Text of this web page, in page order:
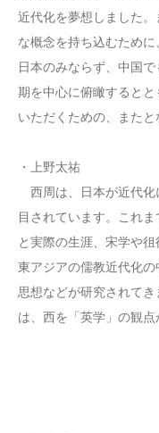
近代化を夢想しました
な概念を持ち込むため
日本のみならず、中国
期を中心に俯瞰すると
いただくための、またと
・上野太祐
西周は、日本が近代化
目されています。これ
と実際の生涯、宋学や
東アジアの儒教近代化
思想などが研究されて
は、西を「英学」の観点